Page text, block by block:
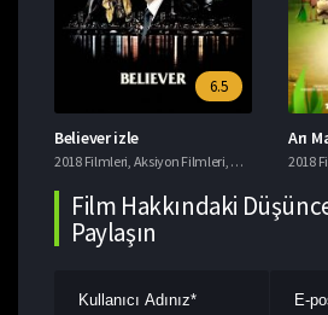
, Tavsiye Filmler
6.5
Believer izle
2018 Filmleri Aksiyon Filmleri Gerilim Filmleri,
Arı
2018
Film Hakkındaki
Paylaşın